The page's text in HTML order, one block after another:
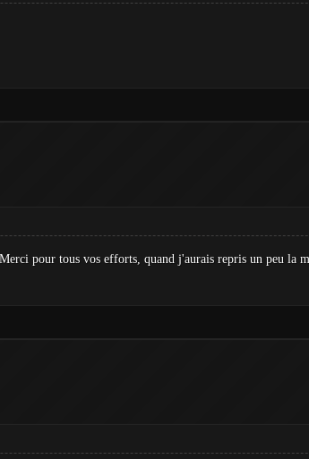
pour tous vos efforts, quand j'aurais repris un peu la